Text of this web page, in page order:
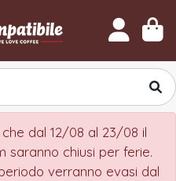
dal 12/08 al 23/08 il
saranno chiusi per ferie.
verranno evasi dal